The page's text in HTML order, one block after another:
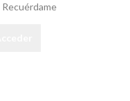
Recuérdame